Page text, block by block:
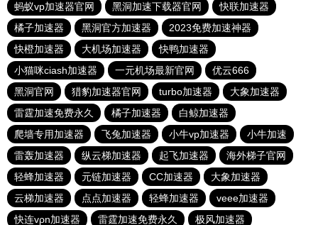
蚂蚁vp加速器官网
黑洞加速下载器官网
快联加速器
橘子加速器
黑洞官方加速器
2023免费加速神器
快橙加速器
大机场加速器
快鸭加速器
小猫咪ciash加速器
一元机场最新官网
优云666
黑洞官网
猎豹加速器官网 turbo加速器
大象加速器
雷霆加速免费永久
橘子加速器
白鲸加速器
爬墙专用加速器
飞兔加速器 小牛vp加速器
小牛加速
雷轰加速器
纵云梯加速器 起飞加速器
海外梯子官网
轻蜂加速器
元链加速器 CC加速器
大象加速器
云梯加速器
点点加速器 轻蜂加速器
veee加速器
快连vρn加速器
雷霆加速免费永久 极风加速器